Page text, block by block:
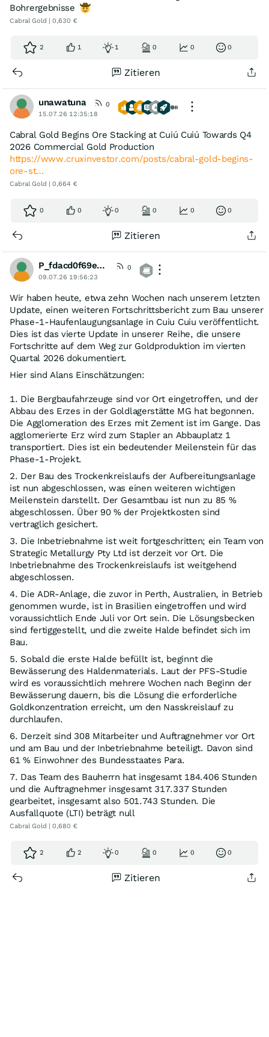
Bohrergebnisse
Cabral Gold | 0,630 €
2 1 1 0 0 0
Zitieren
unawatuna
0
15.07.26 12:35:18
Cabral Gold Begins Ore Stacking at Cuiú Cuiú Towards Q4
2026 Commercial Gold Production
https://www.cruxinvestor.com/posts/cabral-gold-begins-
ore-st…
Cabral Gold | 0,664 €
0 0 0 0 0 0
Zitieren
P_fdacd0f69ef0c6fce86b7bd9aa47
0
09.07.26 19:56:23
Wir haben heute, etwa zehn Wochen nach unserem letzten
Update, einen weiteren Fortschrittsbericht zum Bau unserer
Phase-1-Haufenlaugungsanlage in Cuiu Cuiu veröffentlicht.
Dies ist das vierte Update in unserer Reihe, die unsere
Fortschritte auf dem Weg zur Goldproduktion im vierten
Quartal 2026 dokumentiert.
Hier sind Alans Einschätzungen:
1. Die Bergbaufahrzeuge sind vor Ort eingetroffen, und der
Abbau des Erzes in der Goldlagerstätte MG hat begonnen.
Die Agglomeration des Erzes mit Zement ist im Gange. Das
agglomerierte Erz wird zum Stapler an Abbauplatz 1
transportiert. Dies ist ein bedeutender Meilenstein für das
Phase-1-Projekt.
2. Der Bau des Trockenkreislaufs der Aufbereitungsanlage
ist nun abgeschlossen, was einen weiteren wichtigen
Meilenstein darstellt. Der Gesamtbau ist nun zu 85 %
abgeschlossen. Über 90 % der Projektkosten sind
vertraglich gesichert.
3. Die Inbetriebnahme ist weit fortgeschritten; ein Team von
Strategic Metallurgy Pty Ltd ist derzeit vor Ort. Die
Inbetriebnahme des Trockenkreislaufs ist weitgehend
abgeschlossen.
4. Die ADR-Anlage, die zuvor in Perth, Australien, in Betrieb
genommen wurde, ist in Brasilien eingetroffen und wird
voraussichtlich Ende Juli vor Ort sein. Die Lösungsbecken
sind fertiggestellt, und die zweite Halde befindet sich im
Bau.
5. Sobald die erste Halde befüllt ist, beginnt die
Bewässerung des Haldenmaterials. Laut der PFS-Studie
wird es voraussichtlich mehrere Wochen nach Beginn der
Bewässerung dauern, bis die Lösung die erforderliche
Goldkonzentration erreicht, um den Nasskreislauf zu
durchlaufen.
6. Derzeit sind 308 Mitarbeiter und Auftragnehmer vor Ort
und am Bau und der Inbetriebnahme beteiligt. Davon sind
61 % Einwohner des Bundesstaates Para.
7. Das Team des Bauherrn hat insgesamt 184.406 Stunden
und die Auftragnehmer insgesamt 317.337 Stunden
gearbeitet, insgesamt also 501.743 Stunden. Die
Ausfallquote (LTI) beträgt null
Cabral Gold | 0,680 €
2 2 0 0 0 0
Zitieren